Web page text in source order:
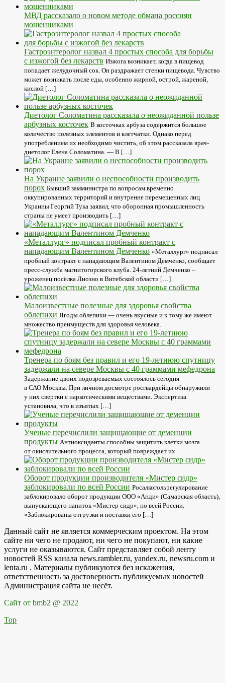
МВД рассказало о новом методе обмана россиян
мошенниками
Гастроэнтеролог назвал 4 простых способа для борьбы
с изжогой без лекарств Изжога возникает, когда в пищевод
попадает желудочный сок. Он раздражает стенки пищевода. Чувство
может возникать после еды, особенно жирной, острой, жареной,
кислой […]
Диетолог Соломатина рассказала о неожиданной пользе
арбузных косточек В косточках арбуза содержится большое
количество полезных элементов и клетчатки. Однако перед
употреблением их необходимо чистить, об этом рассказала врач-
диетолог Елена Соломатина. — В […]
На Украине заявили о неспособности производить
порох Бывший замминистра по вопросам временно
оккупированных территорий и внутренне перемещенных лиц
Украины Георгий Тука заявил, что оборонная промышленность
страны не умеет производить […]
«Металлург» подписал пробный контракт с
нападающим Валентином Демченко «Металлург» подписал
пробный контракт с нападающим Валентином Демченко, сообщает
пресс-служба магнитогорского клуба. 24-летний Демченко –
уроженец посёлка Лиозно в Витебской области […]
Малоизвестные полезные для здоровья свойства
облепихи Ягоды облепихи — очень вкусные и к тому же имеют
множество преимуществ для здоровья человека.
Тренера по боям без правил и его 19-летнюю спутницу
задержали на севере Москвы с 40 граммами мефедрона
Задержание двоих подозреваемых состоялось сегодня
в САО Москвы. При личном досмотре росгвардейцы обнаружили
у них свертки с наркотическими веществами. Экспертиза
установила, что в изъятых […]
Ученые перечислили защищающие от деменции
продукты Антиоксиданты способны защитить клетки мозга
от окислительного процесса, который повреждает их.
Оборот продукции производителя «Мистер сидр»
заблокировали по всей России Росалкогольрегулирование
заблокировало оборот продукции ООО «Анди» (Самарская область),
выпускающего напиток «Мистер сидр», по всей России.
«Заблокированы отгрузки и поставки его […]
Данный сайт не является коммерческим проектом. На этом
сайте ни чего не продают, ни чего не покупают, ни какие
услуги не оказываются. Сайт представляет собой ленту
новостей RSS канала news.rambler.ru, yandex.ru, newsru.com и
lenta.ru . Материалы публикуются без искажения,
ответственность за достоверность публикуемых новостей
Администрация сайта не несёт.
Сайт от bmb2 @ 2022
Top